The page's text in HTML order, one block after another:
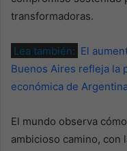
transformadoras.
Lea también: El
Buenos Aires refleja la
económica de
El mundo observa
ambicioso camino, con